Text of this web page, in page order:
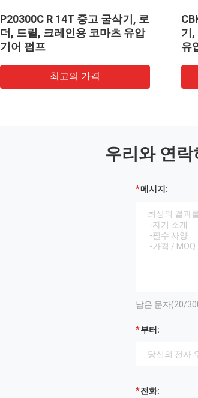
P20300C R 14T 중고 굴삭기, 로
더, 드릴, 크레인용 코마츠 유압
기어 펌프
최고의 가격
기,
유
우리와 연락
메시지:
남은 문자(20/
부터:
전화: